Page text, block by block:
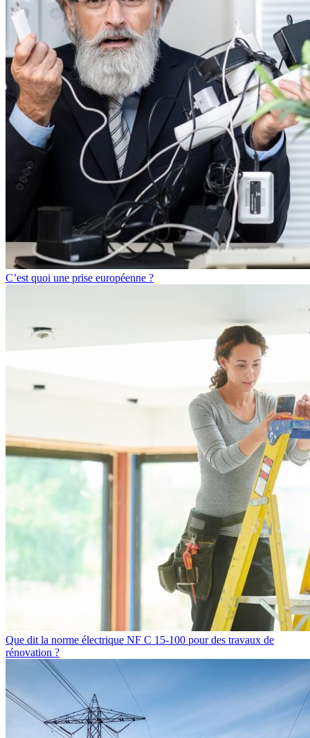
C’est quoi une prise européenne ?
Que dit la norme électrique NF C 15-100 pour des travaux de
rénovation ?